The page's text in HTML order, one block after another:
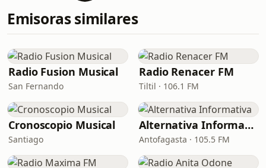
Emisoras similares
Radio Fusion Musical
San Fernando
Radio Renacer FM
Tiltil · 106.1 FM
Cronoscopio Musical
Santiago
Alternativa Informativa
Antofagasta · 105.5 FM